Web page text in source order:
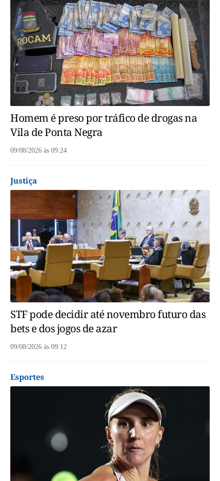
Homem é preso por tráfico de drogas na
Vila de Ponta Negra
09/08/2026 às 09:24
Justiça
STF pode decidir até novembro futuro das
bets e dos jogos de azar
09/08/2026 às 09:12
Esportes